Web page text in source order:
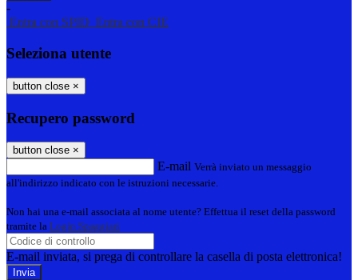
-
Entra con SPID Entra con CIE
Seleziona utente
button close ×
Recupero password
button close ×
E-mail Verrà inviato un messaggio
all'indirizzo indicato con le istruzioni necessarie.
Non hai una e-mail associata al nome utente? Effettua il reset della password
tramite la Login Spaggiari
E-mail inviata, si prega di controllare la casella di posta elettronica!